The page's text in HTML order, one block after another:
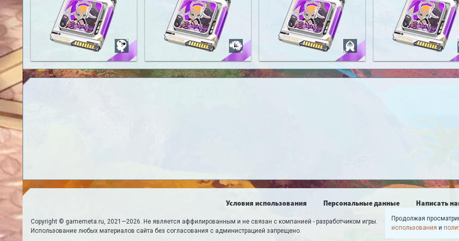
Robarg: Greed Robarg: Instinct Robarg: Exhaustion Robarg: The End
Условия использования Персональные данные Написать
Copyright © gamemeta.ru, 2021—2026. Не является аффилированным и не связан с компанией - разработчиком игры.
Использование любых материалов сайта без согласования с администрацией запрещено.
Продолжая
использования и